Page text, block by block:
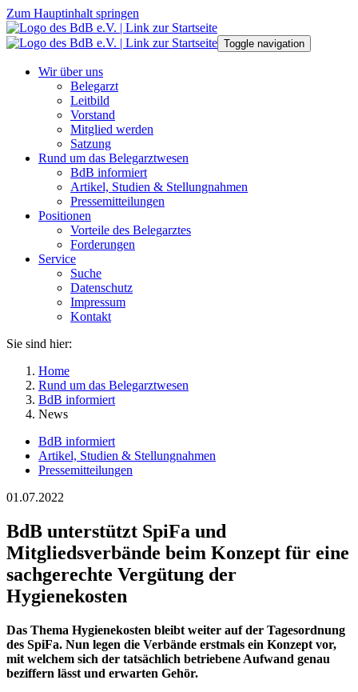
Zum Hauptinhalt springen
Toggle navigation
Wir über uns
Belegarzt
Leitbild
Vorstand
Mitglied werden
Satzung
Rund um das Belegarztwesen
BdB informiert
Artikel, Studien & Stellungnahmen
Pressemitteilungen
Positionen
Vorteile des Belegarztes
Forderungen
Service
Suche
Datenschutz
Impressum
Kontakt
Sie sind hier:
Home
Rund um das Belegarztwesen
BdB informiert
News
BdB informiert
Artikel, Studien & Stellungnahmen
Pressemitteilungen
01.07.2022
BdB unterstützt SpiFa und
Mitgliedsverbände beim Konzept für eine
sachgerechte Vergütung der
Hygienekosten
Das Thema Hygienekosten bleibt weiter auf der Tagesordnung
des SpiFa. Nun legen die Verbände erstmals ein Konzept vor,
mit welchem sich der tatsächlich betriebene Aufwand genau
beziffern lässt und erwarten Gehör.